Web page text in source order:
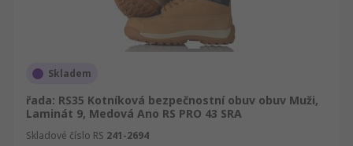
Skladem
řada: RS35 Kotníková bezpečnostní obuv obuv Muži,
Laminát 9, Medová Ano RS PRO 43 SRA
Skladové číslo RS 241-2694